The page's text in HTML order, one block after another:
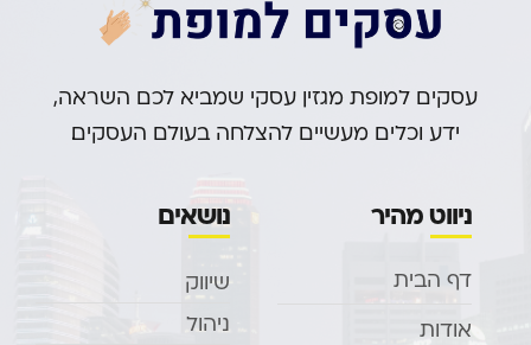
עסקים למופת מגזין עסקי שמביא לכם השראה,
ידע וכלים מעשיים להצלחה בעולם העסקים.
ניווט מהיר
דף הבית
אודות
נושאים
שיווק
ניהול